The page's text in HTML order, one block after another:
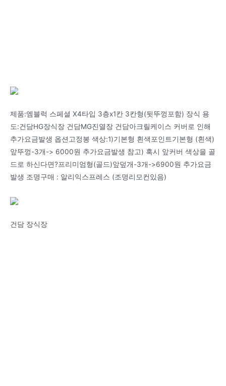
제품:엠블럭 스페셜 X4타입 3층x1칸 3칸형(뒷뚜껑포함) 장식 용
도:건담HG장식장 건담MG진열장 건담아크릴케이스 커버로 인해
추가요금발생 옵션고정봉 색상:1)기본형 흰색포인트기본형 (흰색)
앞뚜껑-3개-> 6000원 추가요금발생 참고) 혹시 앞커버 색상을 골
드로 하신다면?프리미엄형(골드)앞덮개-3개->6900원 추가요금
발생 조명구매 : 알리익스프레스 (조명리모컨있음)
건담 장식장